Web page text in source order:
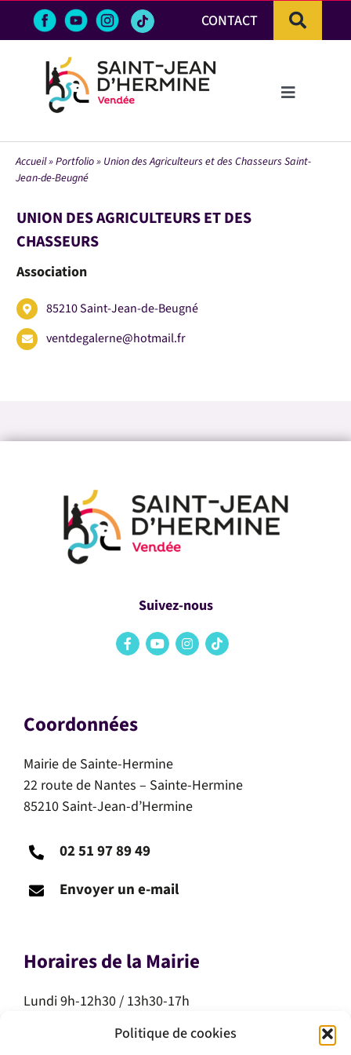
Politique de cookies
Passer
CONTACT
Toggle
VIE PRATIQUE & DÉMARCHES
VIE ÉCONOMIQUE
Accueil»Portfolio» Union des Agriculteurs et des Chasseurs Saint-
Jean-de-Beugné
UNION DES AGRICULTEURS ET DES
CHASSEURS
Association
85210 Saint-Jean-de-Beugné
ventdegalerne@hotmail.fr
Suivez-nous
Coordonnées
Mairie de Sainte-Hermine
22 route de Nantes – Sainte-Hermine
85210 Saint-Jean-d’Hermine
02 51 97 89 49
Envoyer un e-mail
Horaires de la Mairie
Lundi 9h-12h30 / 13h30-17h
Mercredi 9h-12h30